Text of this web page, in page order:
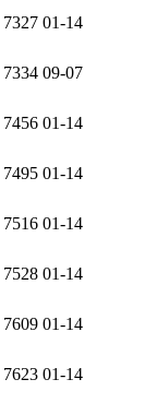
7327 01-14
7334 09-07
7456 01-14
7495 01-14
7516 01-14
7528 01-14
7609 01-14
7623 01-14